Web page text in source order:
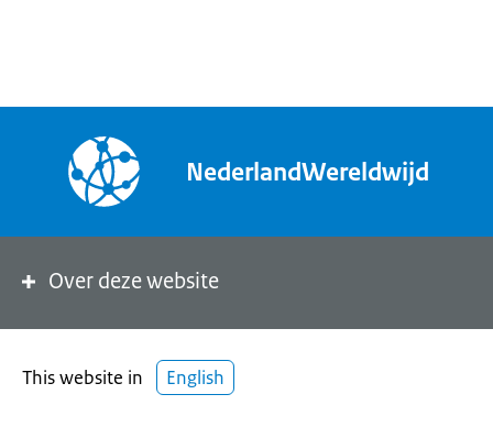
NederlandWereldwijd
Over deze website
This website in English